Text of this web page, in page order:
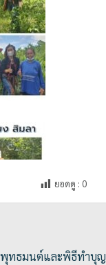
ยอดดู : 0
พุทธมนต์และพิธีทำบุญ